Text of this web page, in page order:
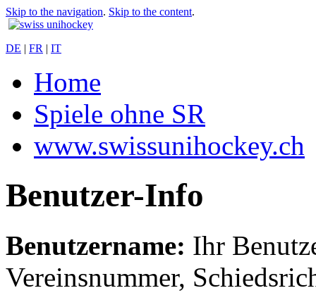
Skip to the navigation. Skip to the content.
DE | FR | IT
Home
Spiele ohne SR
www.swissunihockey.ch
Benutzer-Info
Benutzername: Ihr
Vereinsnummer,